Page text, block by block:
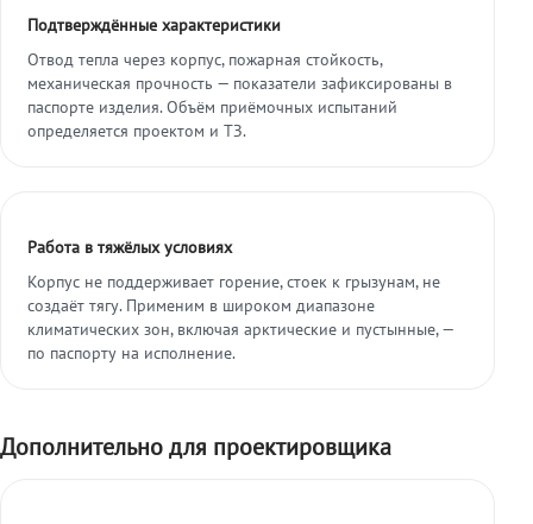
Подтверждённые характеристики
Отвод тепла через корпус, пожарная стойкость,
механическая прочность — показатели зафиксированы в
паспорте изделия. Объём приёмочных испытаний
определяется проектом и ТЗ.
Работа в тяжёлых условиях
Корпус не поддерживает горение, стоек к грызунам, не
создаёт тягу. Применим в широком диапазоне
климатических зон, включая арктические и пустынные, —
по паспорту на исполнение.
Дополнительно для проектировщика